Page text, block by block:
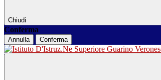
Chiudi
Conferma
Annulla Conferma